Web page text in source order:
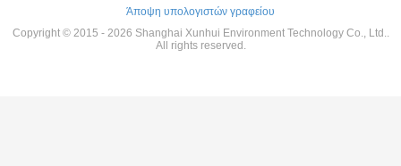
Άποψη υπολογιστών γραφείου
Copyright © 2015 - 2026 Shanghai Xunhui Environment Technology Co., Ltd..
All rights reserved.